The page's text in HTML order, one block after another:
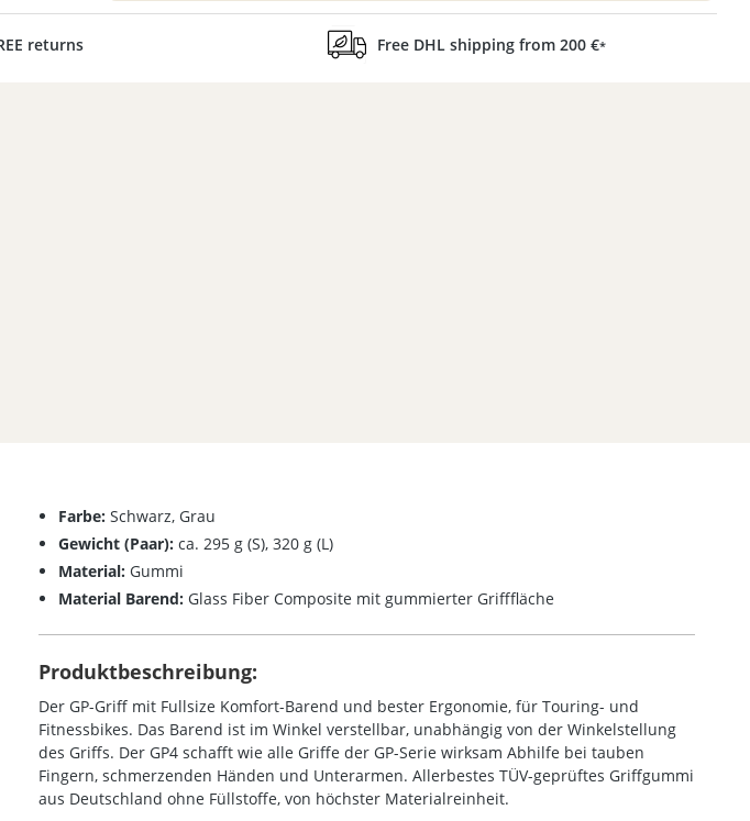
returns Free DHL shipping from 200 €*
Farbe: Schwarz, Grau
Gewicht (Paar): ca. 295 g (S), 320 g (L)
Material: Gummi
Material Barend: Glass Fiber Composite mit gummierter Grifffläche
Produktbeschreibung:
Der GP-Griff mit Fullsize Komfort-Barend und bester Ergonomie, für Touring- und
Fitnessbikes. Das Barend ist im Winkel verstellbar, unabhängig von der Winkelstellung
des Griffs. Der GP4 schafft wie alle Griffe der GP-Serie wirksam Abhilfe bei tauben
Fingern, schmerzenden Händen und Unterarmen. Allerbestes TÜV-geprüftes Griffgummi
aus Deutschland ohne Füllstoffe, von höchster Materialreinheit.